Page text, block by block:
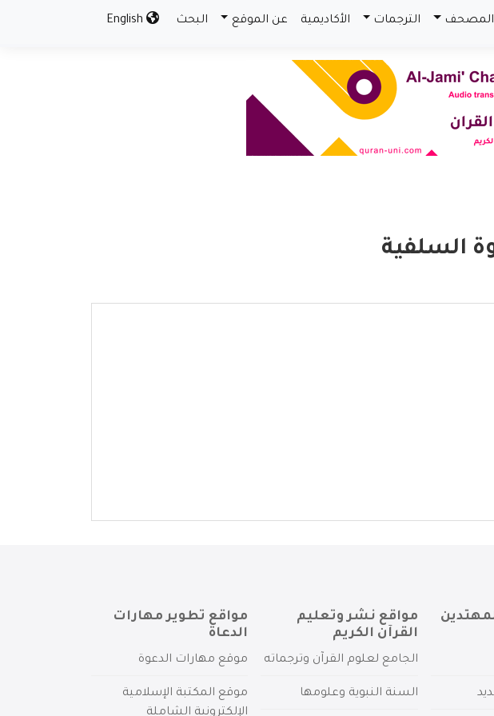
المصحف الترجمات الأكاديمية عن الموقع البحث
السلفية
مواقع نشر وتعليم
القرآن الكريم
الجامع لعلوم القرآن وترجماته
السنة النبوية وعلومها
مواقع تطوير مهارات
الدعاة
موقع مهارات الدعوة
موقع المكتبة الإسلامية
الإلكترونية الشاملة